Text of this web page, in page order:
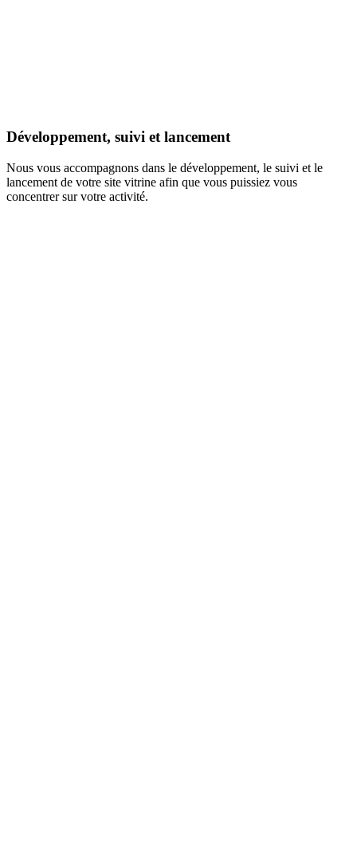
Développement, suivi et lancement
Nous vous accompagnons dans le développement, le suivi et le
lancement de votre site vitrine afin que vous puissiez vous
concentrer sur votre activité.